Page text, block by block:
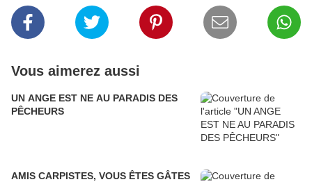
Vous aimerez aussi
UN ANGE EST NE AU PARADIS DES
PÊCHEURS
AMIS CARPISTES, VOUS ÊTES GÂTES